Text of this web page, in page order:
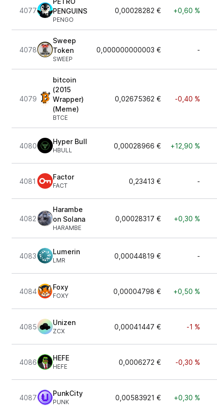
4077
PENGUINS
PENGO
0,00028282 € +0,60 %
4078
Sweep
Token
SWEEP
0,000000000003 € -
4079
bitcoin
(2015
Wrapper)
(Meme)
BTCE
0,02675362 € -0,40 %
4080
Hyper Bull
HBULL
0,00028966 € +12,90 %
4081
Factor
FACT
0,23413 € -
4082
Harambe
on Solana
HARAMBE
0,00028317 € +0,30 %
4083
Lumerin
LMR
0,00044819 € -
4084
Foxy
FOXY
0,00004798 € +0,50 %
4085
Unizen
ZCX
0,00041447 € -1 %
4086
HEFE
HEFE
0,0006272 € -0,30 %
4087
PunkCity
PUNK
0,00583921 € +0,30 %